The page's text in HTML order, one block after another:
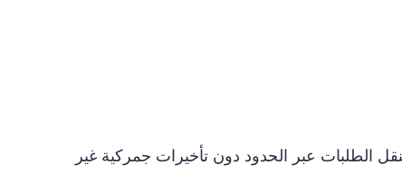
الطلبات عبر الحدود دون تأخيرات جمركية غير